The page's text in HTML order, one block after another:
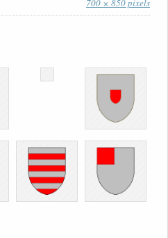
700 × 850 pixels